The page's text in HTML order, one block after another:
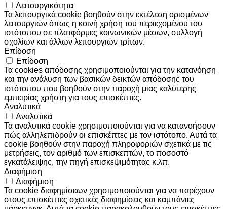
Λειτουργικότητα
Τα λειτουργικά cookie βοηθούν στην εκτέλεση ορισμένων
λειτουργιών όπως η κοινή χρήση του περιεχομένου του
ιστότοπου σε πλατφόρμες κοινωνικών μέσων, συλλογή
σχολίων και άλλων λειτουργιών τρίτων.
Επίδοση
Επίδοση
Τα cookies απόδοσης χρησιμοποιούνται για την κατανόηση
και την ανάλυση των βασικών δεικτών απόδοσης του
ιστότοπου που βοηθούν στην παροχή μιας καλύτερης
εμπειρίας χρήστη για τους επισκέπτες.
Αναλυτικά
Αναλυτικά
Τα αναλυτικά cookie χρησιμοποιούνται για να κατανοήσουν
πώς αλληλεπιδρούν οι επισκέπτες με τον ιστότοπο. Αυτά τα
cookie βοηθούν στην παροχή πληροφοριών σχετικά με τις
μετρήσεις, τον αριθμό των επισκεπτών, το ποσοστό
εγκατάλειψης, την πηγή επισκεψιμότητας κ.λπ.
Διαφήμιση
Διαφήμιση
Τα cookie διαφημίσεων χρησιμοποιούνται για να παρέχουν
στους επισκέπτες σχετικές διαφημίσεις και καμπάνιες